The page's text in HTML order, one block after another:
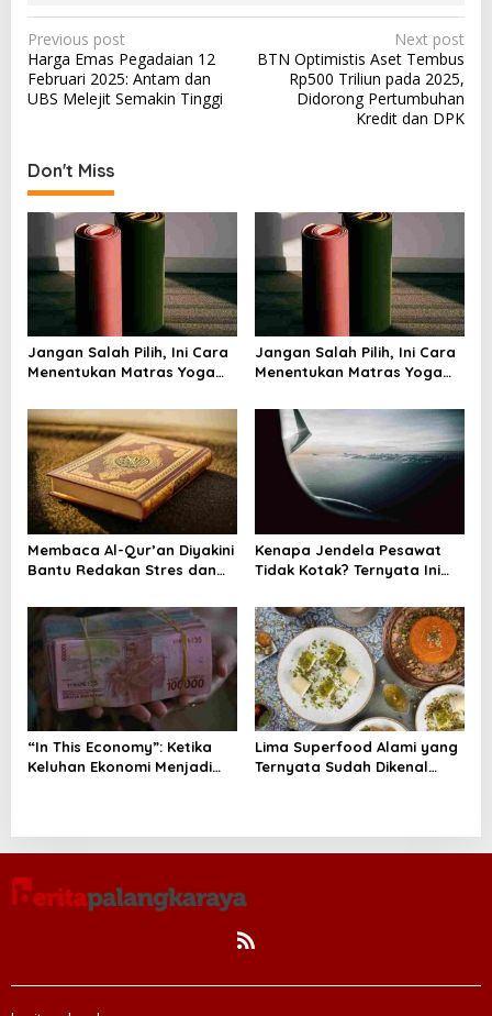
P
o
s
n
a
v
i
g
t
i
o
n
Previous post
Harga Emas Pegadaian 12
Februari 2025: Antam dan
UBS Melejit Semakin Tinggi
Next post
BTN Optimistis Aset Tembus
Rp500 Triliun pada 2025,
Didorong Pertumbuhan
Kredit dan DPK
Don't Miss
Jangan Salah Pilih, Ini Cara
Menentukan Matras Yoga
Jangan Salah Pilih, Ini Cara
Menentukan Matras Yoga
Membaca Al-Qur’an Diyakini
Bantu Redakan Stres dan
Kenapa Jendela Pesawat
Tidak Kotak? Ternyata Ini
“In This Economy”: Ketika
Keluhan Ekonomi Menjadi
Lima Superfood Alami yang
Ternyata Sudah Dikenal